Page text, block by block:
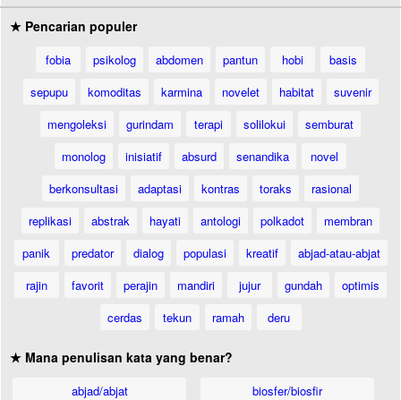
★ Pencarian populer
fobia psikolog abdomen pantun hobi
basis
sepupu
komoditas karmina novelet habitat
suvenir
mengoleksi
gurindam terapi solilokui
semburat
monolog
inisiatif absurd senandika
novel
berkonsultasi
adaptasi kontras toraks
rasional
replikasi
abstrak hayati antologi polkadot
membran
panik
predator dialog populasi kreatif
abjad-atau-abjat
rajin
favorit perajin mandiri jujur gundah
optimis
cerdas
tekun ramah deru
★ Mana penulisan kata yang benar?
abjad/abjat
biosfer/biosfir